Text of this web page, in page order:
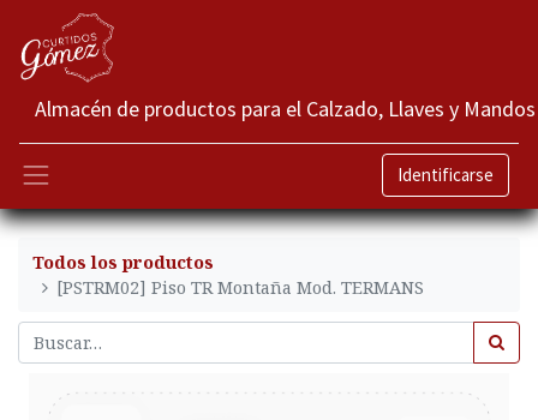
Almacén de productos para el Calzado, Llaves y Mandos
Identificarse
Todos los productos
[PSTRM02] Piso TR Montaña Mod. TERMANS